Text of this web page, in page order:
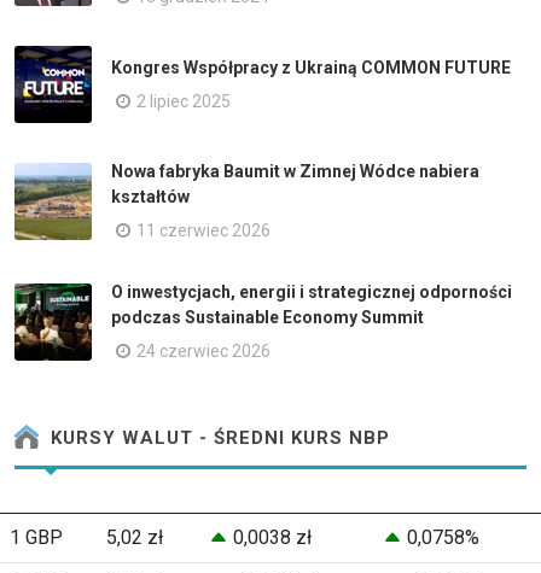
Kongres Współpracy z Ukrainą COMMON FUTURE
2 lipiec 2025
Nowa fabryka Baumit w Zimnej Wódce nabiera
kształtów
11 czerwiec 2026
O inwestycjach, energii i strategicznej odporności
podczas Sustainable Economy Summit
24 czerwiec 2026
KURSY WALUT - ŚREDNI KURS NBP
1 GBP 5,02 zł 0,0038 zł 0,0758%